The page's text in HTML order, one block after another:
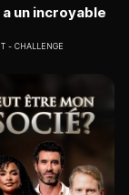
a un incroyable
CHALLENGE